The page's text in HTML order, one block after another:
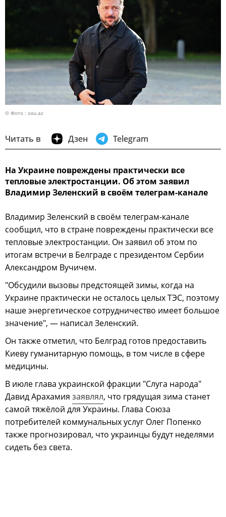
© Фото : oxu.az
Читать в Дзен Telegram
На Украине повреждены практически все
тепловые электростанции. Об этом заявил
Владимир Зеленский в своём телеграм-канале
Владимир Зеленский в своём телеграм-канале
сообщил, что в стране повреждены практически все
тепловые электростанции. Он заявил об этом по
итогам встречи в Белграде с президентом Сербии
Александром Вучичем.
"Обсудили вызовы предстоящей зимы, когда на
Украине практически не осталось целых ТЭС, поэтому
наше энергетическое сотрудничество имеет большое
значение", — написал Зеленский.
Он также отметил, что Белград готов предоставить
Киеву гуманитарную помощь, в том числе в сфере
медицины.
В июле глава украинской фракции "Слуга народа"
Давид Арахамия заявлял, что грядущая зима станет
самой тяжёлой для Украины. Глава Союза
потребителей коммунальных услуг Олег Попенко
также прогнозировал, что украинцы будут неделями
сидеть без света.